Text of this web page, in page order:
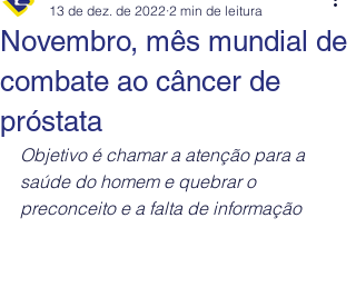
Novembro, mês mundial de
combate ao câncer de
próstata
13 de dez. de 2022 2 min de leitura
Objetivo é chamar a atenção para a
saúde do homem e quebrar o
preconceito e a falta de informação